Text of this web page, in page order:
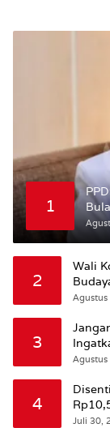
1
ke
2
Wali
3
4
Beri
Juli 30,